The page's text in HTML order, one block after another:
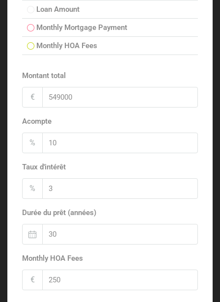
Loan Amount
Monthly Mortgage Payment
Monthly HOA Fees
Montant total
€
Acompte
%
Taux d'intérêt
%
Durée du prêt (années)
Monthly HOA Fees
€